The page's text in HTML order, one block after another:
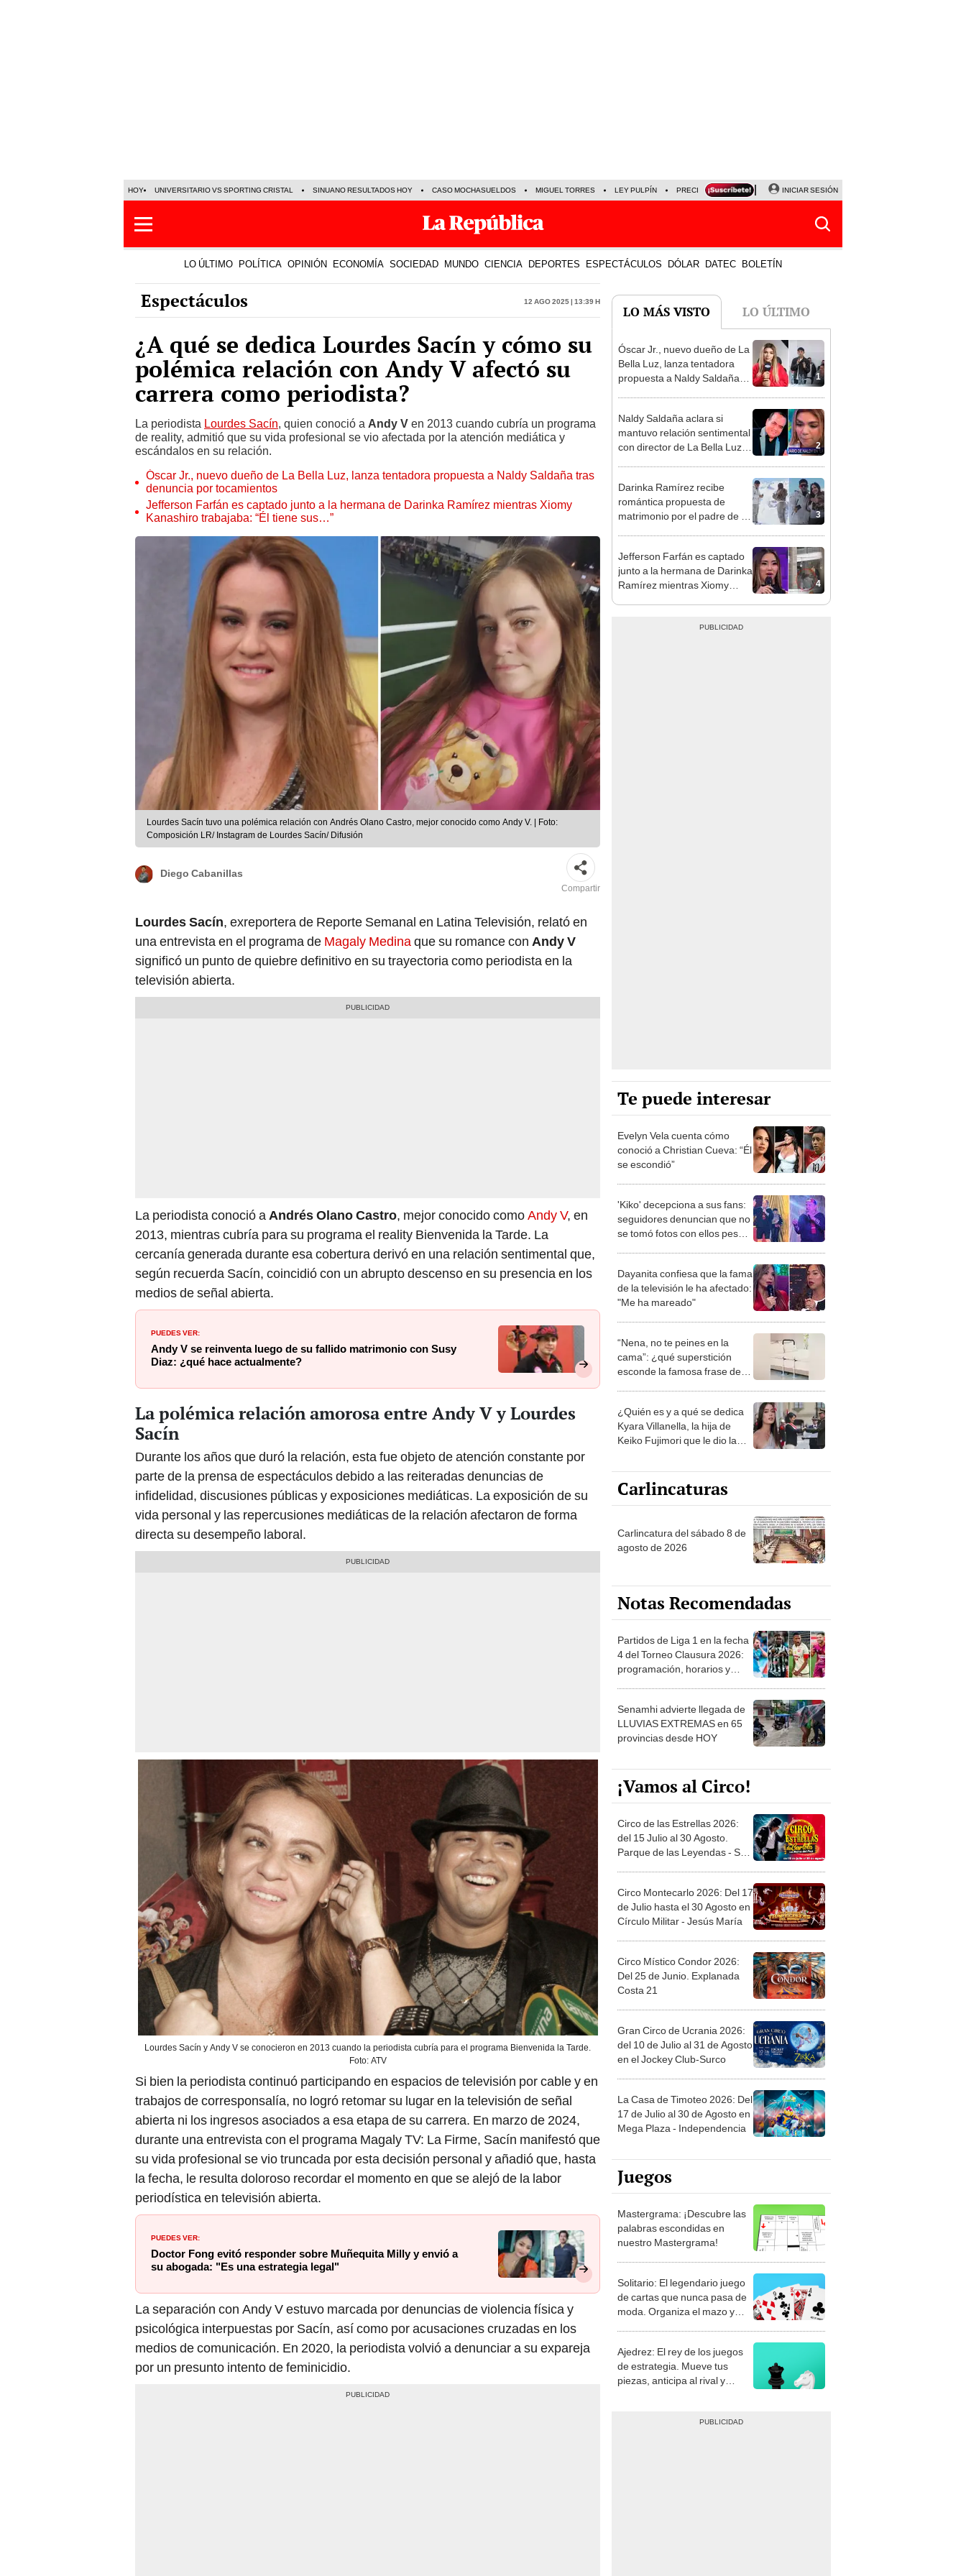
HOY UNIVERSITARIO VS SPORTING CRISTAL SINUANO RESULTADOS HOY CASO MOCHASUELDOS MIGUEL TORRES LEY PULPÍN PRECIO DEL DÓLAR CORTE DE LUZ VIERNES 7 DE AGOSTO
INICIAR SESIÓN
LO ÚLTIMO POLÍTICA OPINIÓN ECONOMÍA SOCIEDAD MUNDO CIENCIA DEPORTES ESPECTÁCULOS DÓLAR DATEC BOLETÍN
Espectáculos 12 Ago 2025 | 13:39 h
¿A qué se dedica Lourdes Sacín y cómo su
polémica relación con Andy V afectó su
carrera como periodista?
La periodista Lourdes Sacín, quien conoció a Andy V en 2013 cuando cubría un programa
de reality, admitió que su vida profesional se vio afectada por la atención mediática y
escándalos en su relación.
Óscar Jr., nuevo dueño de La Bella Luz, lanza tentadora propuesta a Naldy Saldaña tras
denuncia por tocamientos
Jefferson Farfán es captado junto a la hermana de Darinka Ramírez mientras Xiomy
Kanashiro trabajaba: “Él tiene sus…”
Lourdes Sacín tuvo una polémica relación con Andrés Olano Castro, mejor conocido como Andy V. | Foto:
Composición LR/ Instagram de Lourdes Sacín/ Difusión
Diego Cabanillas
Compartir
Lourdes Sacín, exreportera de Reporte Semanal en Latina Televisión, relató en
una entrevista en el programa de Magaly Medinaque su romance con Andy V
significó un punto de quiebre definitivo en su trayectoria como periodista en la
televisión abierta.
La periodista conoció aAndrés Olano Castro, mejor conocido comoAndy V, en
2013, mientras cubría para su programa el reality Bienvenida la Tarde. La
cercanía generada durante esa cobertura derivó en una relación sentimental que,
según recuerda Sacín, coincidió con un abrupto descenso en su presencia en los
medios de señal abierta.
PUEDES VER:
Andy V se reinventa luego de su fallido matrimonio con Susy
Diaz: ¿qué hace actualmente?
La polémica relación amorosa entre Andy V y Lourdes
Sacín
Durante los años que duró la relación, esta fue objeto de atención constante por
parte de la prensa de espectáculos debido a las reiteradas denuncias de
infidelidad, discusiones públicas y exposiciones mediáticas. La exposición de su
vida personal y las repercusiones mediáticas de la relación afectaron de forma
directa su desempeño laboral.
Lourdes Sacín y Andy V se conocieron en 2013 cuando la periodista cubría para el programa Bienvenida la Tarde.
Foto: ATV
Si bien la periodista continuó participando en espacios de televisión por cable y en
trabajos de corresponsalía, no logró retomar su lugar en la televisión de señal
abierta ni los ingresos asociados a esa etapa de su carrera. En marzo de 2024,
durante una entrevista con el programa Magaly TV: La Firme, Sacín manifestó que
su vida profesional se vio truncada por esta decisión personal y añadió que, hasta
la fecha, le resulta doloroso recordar el momento en que se alejó de la labor
periodística en televisión abierta.
PUEDES VER:
Doctor Fong evitó responder sobre Muñequita Milly y envió a
su abogada: "Es una estrategia legal"
La separación con Andy V estuvo marcada por denuncias de violencia física y
psicológica interpuestas por Sacín, así como por acusaciones cruzadas en los
medios de comunicación. En 2020, la periodista volvió a denunciar a su expareja
por un presunto intento de feminicidio.
LO MÁS VISTO LO ÚLTIMO
1
Óscar Jr., nuevo dueño de La
Bella Luz, lanza tentadora
propuesta a Naldy Saldaña
tipo de ley”
2
Naldy Saldaña aclara si
mantuvo relación sentimental
con director de La Bella Luz
bajo”
3
Darinka Ramírez recibe
romántica propuesta de
matrimonio por el padre de su
4
Jefferson Farfán es captado
junto a la hermana de Darinka
Ramírez mientras Xiomy
Te puede interesar
Evelyn Vela cuenta cómo
conoció a Christian Cueva: “Él
se escondió”
'Kiko' decepciona a sus fans:
seguidores denuncian que no
se tomó fotos con ellos pese a
Dayanita confiesa que la fama
de la televisión le ha afectado:
"Me ha mareado"
“Nena, no te peines en la
cama”: ¿qué superstición
esconde la famosa frase de
¿Quién es y a qué se dedica
Kyara Villanella, la hija de
Keiko Fujimori que le dio la
Carlincaturas
Carlincatura del sábado 8 de
agosto de 2026
Notas Recomendadas
Partidos de Liga 1 en la fecha
4 del Torneo Clausura 2026:
programación, horarios y
Senamhi advierte llegada de
LLUVIAS EXTREMAS en 65
provincias desde HOY
¡Vamos al Circo!
Circo de las Estrellas 2026:
del 15 Julio al 30 Agosto.
Parque de las Leyendas - San
Circo Montecarlo 2026: Del 17
de Julio hasta el 30 Agosto en
Círculo Militar - Jesús María
Circo Místico Condor 2026:
Del 25 de Junio. Explanada
Costa 21
Gran Circo de Ucrania 2026:
del 10 de Julio al 31 de Agosto
en el Jockey Club-Surco
La Casa de Timoteo 2026: Del
17 de Julio al 30 de Agosto en
Mega Plaza - Independencia
Juegos
Mastergrama: ¡Descubre las
palabras escondidas en
nuestro Mastergrama!
Solitario: El legendario juego
de cartas que nunca pasa de
moda. Organiza el mazo y
Ajedrez: El rey de los juegos
de estrategia. Mueve tus
piezas, anticipa al rival y